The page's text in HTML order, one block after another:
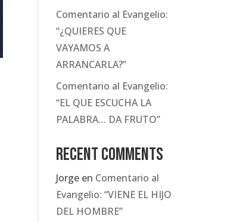
Comentario al Evangelio:
“¿QUIERES QUE
VAYAMOS A
ARRANCARLA?”
Comentario al Evangelio:
“EL QUE ESCUCHA LA
PALABRA… DA FRUTO”
Recent Comments
Jorge en Comentario al
Evangelio: “VIENE EL HIJO
DEL HOMBRE”